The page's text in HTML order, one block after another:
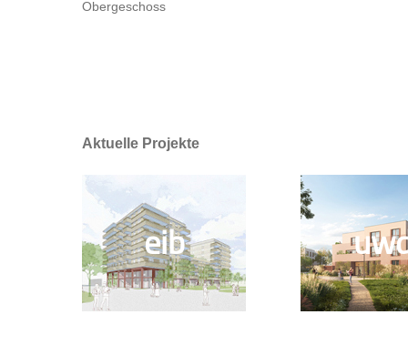
Obergeschoss
Aktuelle Projekte
eib